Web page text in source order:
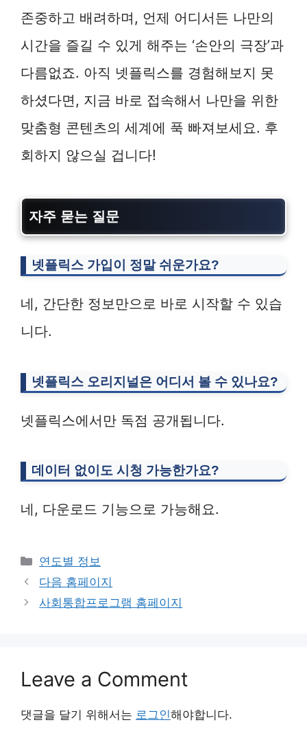
존중하고 배려하며, 언제 어디서든 나만의
시간을 즐길 수 있게 해주는 ‘손안의 극장’과
다름없죠. 아직 넷플릭스를 경험해보지 못
하셨다면, 지금 바로 접속해서 나만을 위한
맞춤형 콘텐츠의 세계에 푹 빠져보세요. 후
회하지 않으실 겁니다!
자주 묻는 질문
넷플릭스 가입이 정말 쉬운가요?
네, 간단한 정보만으로 바로 시작할 수 있습
니다.
넷플릭스 오리지널은 어디서 볼 수 있나요?
넷플릭스에서만 독점 공개됩니다.
데이터 없이도 시청 가능한가요?
네, 다운로드 기능으로 가능해요.
Categories
연도별 정보
다음 홈페이지
사회통합프로그램 홈페이지
Leave a Comment
댓글을 달기 위해서는 로그인해야합니다.